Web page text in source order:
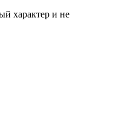
характер и не